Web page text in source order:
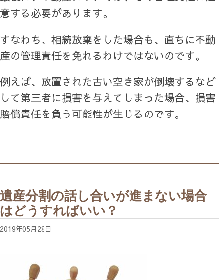
意する必要があります。
すなわち、相続放棄をした場合も、直ちに不動
産の管理責任を免れるわけではないのです。
例えば、放置された古い空き家が倒壊するなど
して第三者に損害を与えてしまった場合、損害
賠償責任を負う可能性が生じるのです。
遺産分割の話し合いが進まない場合
はどうすればいい？
2019年05月28日